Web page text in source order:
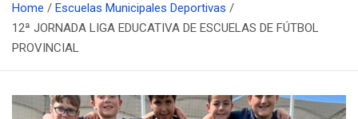
Home
Escuelas Municipales Deportivas
12ª JORNADA LIGA EDUCATIVA DE ESCUELAS DE FÚTBOL
PROVINCIAL